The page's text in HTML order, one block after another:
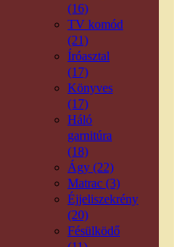
(16)
TV komód
(21)
Íróasztal
(17)
Könyves
(17)
Háló
garnitúra
(18)
Ágy (22)
Matrac (3)
Éjjeliszekrény
(20)
Fésülködő